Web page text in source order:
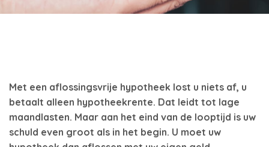
Met een aflossingsvrije hypotheek lost u niets af, u
betaalt alleen hypotheekrente. Dat leidt tot lage
maandlasten. Maar aan het eind van de looptijd is uw
schuld even groot als in het begin. U moet uw